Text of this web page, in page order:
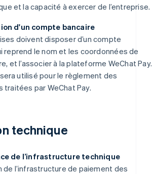
et la capacité à exercer de l’entreprise.
d'un compte bancaire
doivent disposer d’un compte
reprend le nom et les coordonnées de
et l’associer à la plateforme WeChat Pay.
utilisé pour le règlement des
traitées par WeChat Pay.
technique
de l’infrastructure technique
de l’infrastructure de paiement des